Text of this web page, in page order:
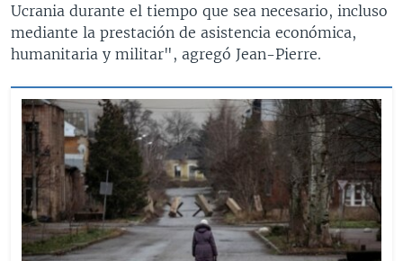
Ucrania durante el tiempo que sea necesario, incluso
mediante la prestación de asistencia económica,
humanitaria y militar", agregó Jean-Pierre.